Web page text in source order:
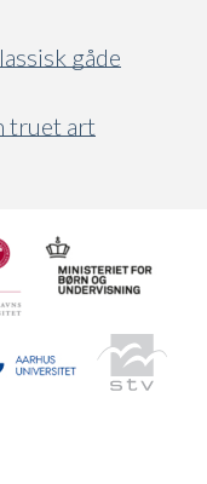
gåde
truet art